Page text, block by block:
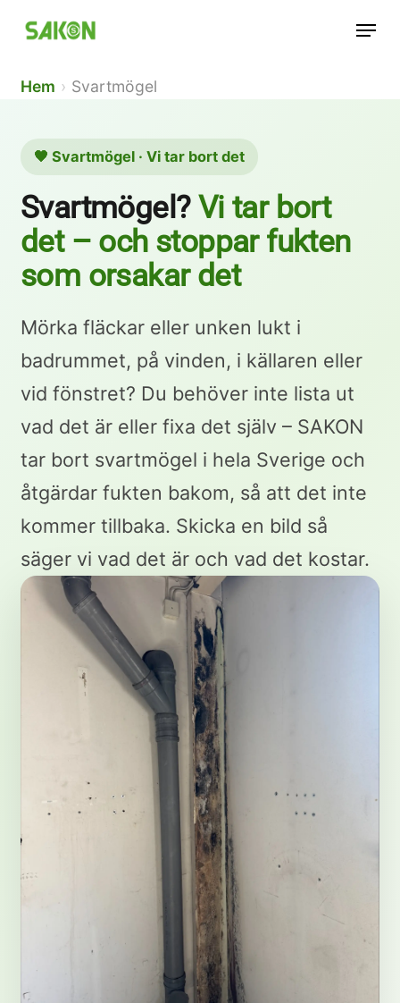
Skip
main
Menu
Hem › Svartmögel
🖤 Svartmögel · Vi tar bort det
Svartmögel?Vi tar bort
det – och stoppar fukten
som orsakar det
Mörka fläckar eller unken lukt i
badrummet, på vinden, i källaren eller
vid fönstret? Du behöver inte lista ut
vad det är eller fixa det själv – SAKON
tar bort svartmögel i hela Sverige och
åtgärdar fukten bakom, så att det inte
kommer tillbaka. Skicka en bild så
säger vi vad det är och vad det kostar.